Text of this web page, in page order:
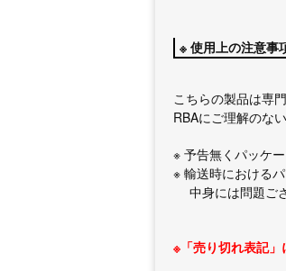
※ 使用上の注意事
こちらの製品は専
RBAにご理解のな
※ 予告無くパッケ
※ 輸送時における
中身には問題ご
※「売り切れ表記」